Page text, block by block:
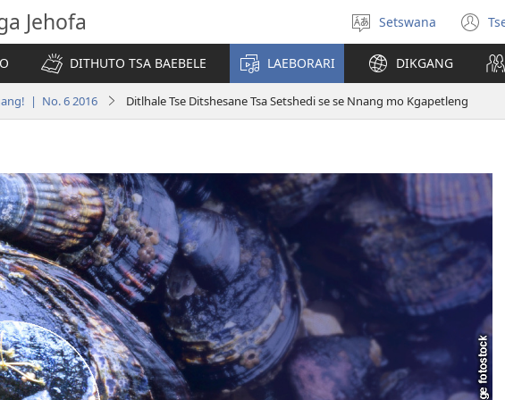
Jehofa
Tlhopha
puo
Setswana
(e
e
DITHUTO TSA BAEBELE LAEBORARI DIKGANG
| No. 6 2016 Ditlhale Tse Ditshesane Tsa Setshedi se se Nnang mo Kgapetleng